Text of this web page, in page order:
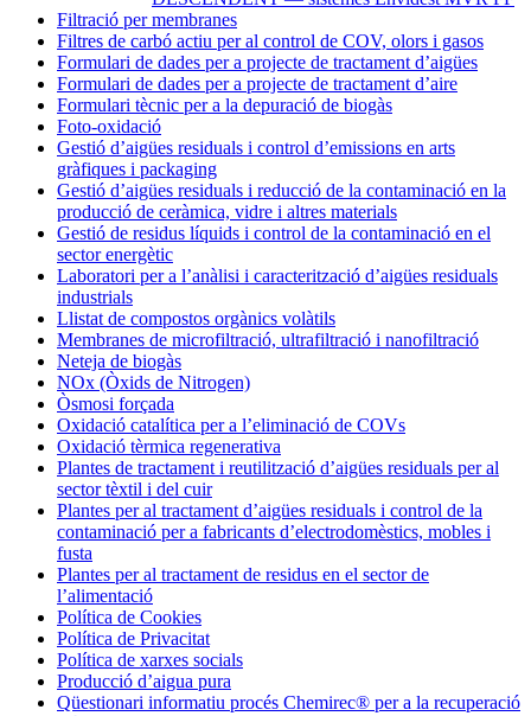
Filtració per membranes
Filtres de carbó actiu per al control de COV, olors i gasos
Formulari de dades per a projecte de tractament d’aigües
Formulari de dades per a projecte de tractament d’aire
Formulari tècnic per a la depuració de biogàs
Foto-oxidació
Gestió d’aigües residuals i control d’emissions en arts
gràfiques i packaging
Gestió d’aigües residuals i reducció de la contaminació en la
producció de ceràmica, vidre i altres materials
Gestió de residus líquids i control de la contaminació en el
sector energètic
Laboratori per a l’anàlisi i caracterització d’aigües residuals
industrials
Llistat de compostos orgànics volàtils
Membranes de microfiltració, ultrafiltració i nanofiltració
Neteja de biogàs
NOx (Òxids de Nitrogen)
Òsmosi forçada
Oxidació catalítica per a l’eliminació de COVs
Oxidació tèrmica regenerativa
Plantes de tractament i reutilització d’aigües residuals per al
sector tèxtil i del cuir
Plantes per al tractament d’aigües residuals i control de la
contaminació per a fabricants d’electrodomèstics, mobles i
fusta
Plantes per al tractament de residus en el sector de
l’alimentació
Política de Cookies
Política de Privacitat
Política de xarxes socials
Producció d’aigua pura
Qüestionari informatiu procés Chemirec® per a la recuperació